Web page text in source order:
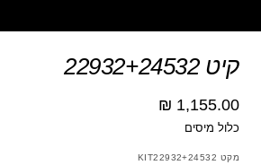
קיט 22932+24532
מחיר
מבצע
1,155.00 ₪
כלול מיסים
מקט KIT22932+24532